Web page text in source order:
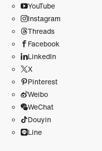
YouTube
Instagram
Threads
Facebook
LinkedIn
X
Pinterest
Weibo
WeChat
Douyin
Line